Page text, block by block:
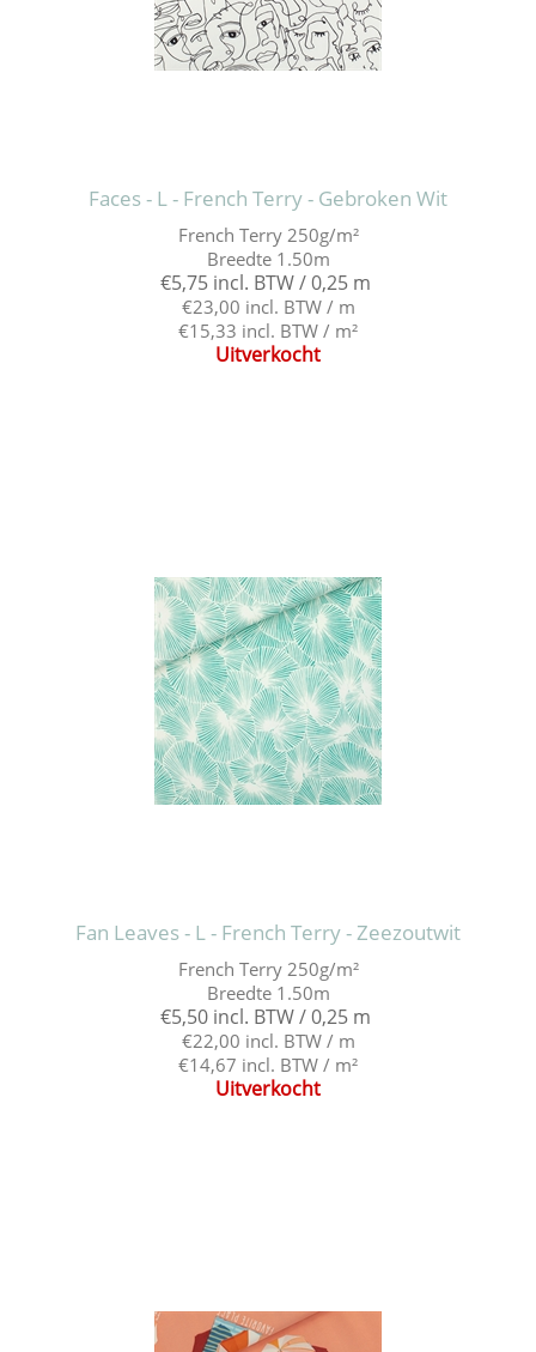
Faces - L - French Terry - Gebroken Wit
French Terry 250g/m²
Breedte 1.50m
€5,75 incl. BTW / 0,25 m
€23,00 incl. BTW / m
€15,33 incl. BTW / m²
Uitverkocht
Fan Leaves - L - French Terry - Zeezoutwit
French Terry 250g/m²
Breedte 1.50m
€5,50 incl. BTW / 0,25 m
€22,00 incl. BTW / m
€14,67 incl. BTW / m²
Uitverkocht